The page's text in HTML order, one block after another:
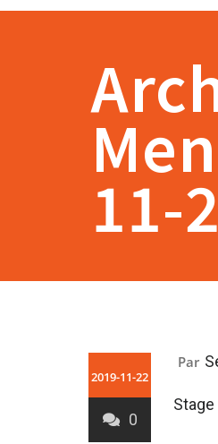
11-
2019-11-22
0
Par
Stage